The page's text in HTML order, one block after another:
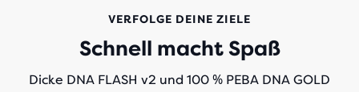
VERFOLGE DEINE ZIELE
Schnell macht Spaß
Dicke DNA FLASH v2 und 100 % PEBA DNA GOLD